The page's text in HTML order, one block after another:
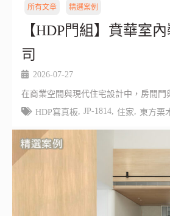
所有文章 精選案例
【HDP門組】賁華室
司
2026-07-27
在商業空間與現代住宅設計中，房間門
HDP寫真板, JP-1814, 住家, 東方栗